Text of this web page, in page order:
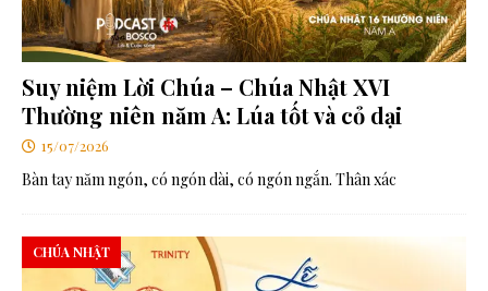
Suy niệm Lời Chúa – Chúa Nhật XVI
Thường niên năm A: Lúa tốt và cỏ dại
15/07/2026
Bàn tay năm ngón, có ngón dài, có ngón ngắn. Thân xác
CHÚA NHẬT